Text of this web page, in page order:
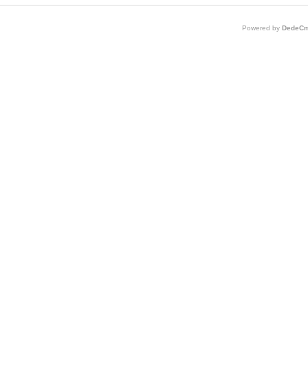
Powered by